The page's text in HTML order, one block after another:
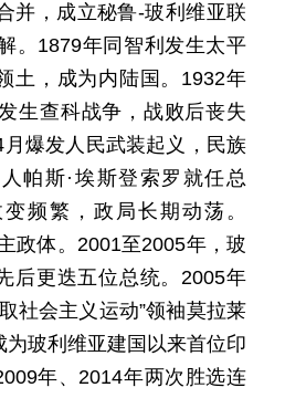
并，成立秘鲁-玻利维亚联
。1879年同智利发生太平
土，成为内陆国。1932年
生查科战争，战败后丧失
爆发人民武装起义，民族
帕斯·埃斯登索罗就任总
频繁，政局长期动荡。
政体。2001至2005年，玻
后更迭五位总统。2005年
社会主义运动”领袖莫拉莱
玻利维亚建国以来首位印
年、2014年两次胜选连